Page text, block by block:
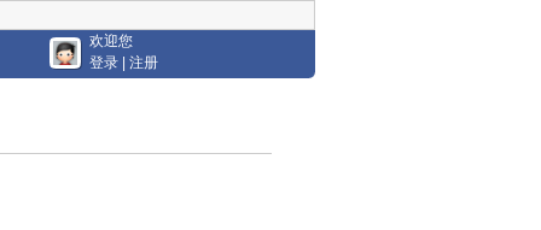
欢迎您
登录
注册